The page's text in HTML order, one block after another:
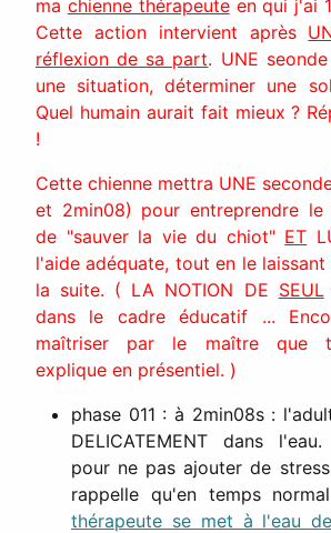
ma chienne thérapeuteen qui j'ai
Cette action intervient après
réflexion de sa part. UNE
une situation, déterminer une
Quel humain aurait fait mieux ?
!
Cette chienne mettra UNE
et 2min08) pour entreprendre le
de "sauver la vie du chiot" ET
l'aide adéquate, tout en le laissant
la suite. ( LA NOTION DE SEUL
dans le cadre éducatif ...
maîtriser par le maître que
explique en présentiel. )
phase 011 : à 2min08s :
DELICATEMENT dans
pour ne pas ajouter de
rappelle qu'en temps
thérapeute se met à l'eau